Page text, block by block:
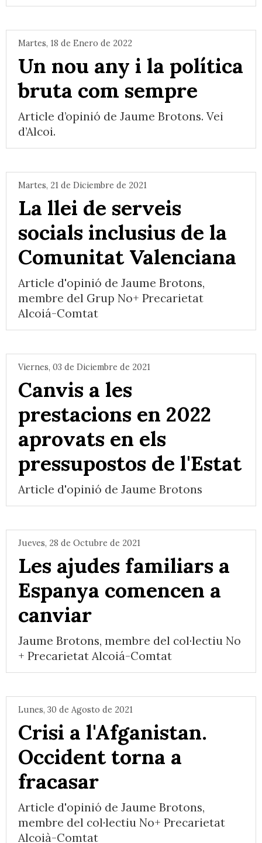
Martes, 18 de Enero de 2022
Un nou any i la política
bruta com sempre
Article d’opinió de Jaume Brotons. Vei
d’Alcoi.
Martes, 21 de Diciembre de 2021
La llei de serveis
socials inclusius de la
Comunitat Valenciana
Article d'opinió de Jaume Brotons,
membre del Grup No+ Precarietat
Alcoiá-Comtat
Viernes, 03 de Diciembre de 2021
Canvis a les
prestacions en 2022
aprovats en els
pressupostos de l'Estat
Article d'opinió de Jaume Brotons
Jueves, 28 de Octubre de 2021
Les ajudes familiars a
Espanya comencen a
canviar
Jaume Brotons, membre del col·lectiu No
+ Precarietat Alcoiá-Comtat
Lunes, 30 de Agosto de 2021
Crisi a l'Afganistan.
Occident torna a
fracasar
Article d'opinió de Jaume Brotons,
membre del col·lectiu No+ Precarietat
Alcoià-Comtat